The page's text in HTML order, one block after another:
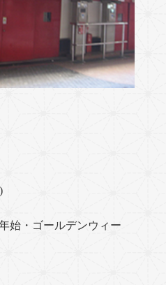
始・ゴールデンウィー